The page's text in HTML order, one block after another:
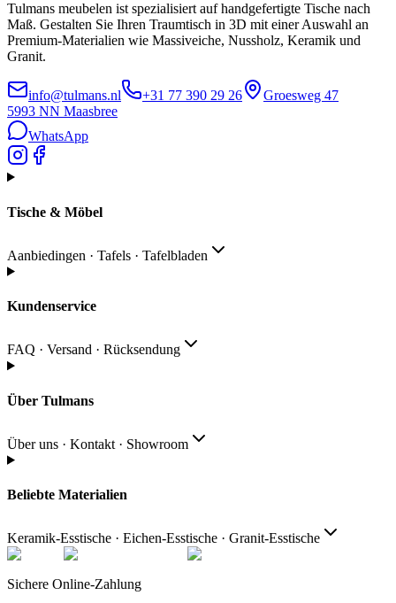
Tulmans meubelen ist spezialisiert auf handgefertigte Tische nach
Maß. Gestalten Sie Ihren Traumtisch in 3D mit einer Auswahl an
Premium-Materialien wie Massiveiche, Nussholz, Keramik und
Granit.
info@tulmans.nl +31 77 390 29 26
Groesweg 47
5993 NN Maasbree
WhatsApp
Tische & Möbel
Aanbiedingen · Tafels · Tafelbladen
Kundenservice
FAQ · Versand · Rücksendung
Über Tulmans
Über uns · Kontakt · Showroom
Beliebte Materialien
Keramik-Esstische · Eichen-Esstische · Granit-Esstische
Sichere Online-Zahlung